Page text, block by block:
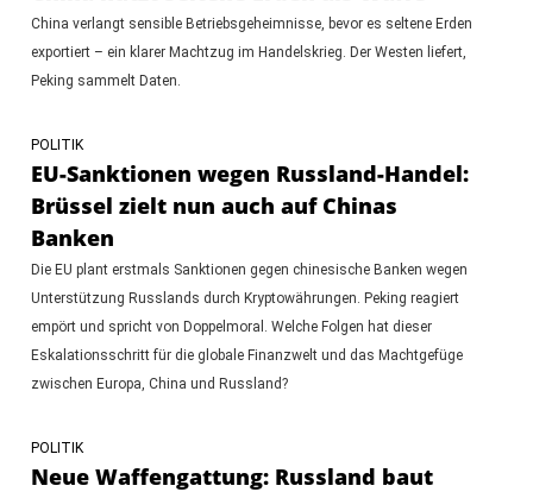
China verlangt sensible Betriebsgeheimnisse, bevor es seltene Erden
exportiert – ein klarer Machtzug im Handelskrieg. Der Westen liefert,
Peking sammelt Daten.
POLITIK
EU-Sanktionen wegen Russland-Handel:
Brüssel zielt nun auch auf Chinas
Banken
Die EU plant erstmals Sanktionen gegen chinesische Banken wegen
Unterstützung Russlands durch Kryptowährungen. Peking reagiert
empört und spricht von Doppelmoral. Welche Folgen hat dieser
Eskalationsschritt für die globale Finanzwelt und das Machtgefüge
zwischen Europa, China und Russland?
POLITIK
Neue Waffengattung: Russland baut